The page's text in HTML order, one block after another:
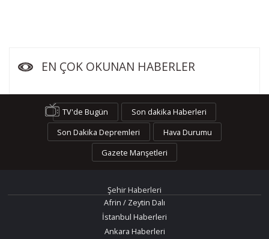
EN ÇOK OKUNAN HABERLER
TV'de Bugün
Son dakika Haberleri
Son Dakika Depremleri
Hava Durumu
Gazete Manşetleri
Şehir Haberleri
Afrin / Zeytin Dalı
İstanbul Haberleri
Ankara Haberleri